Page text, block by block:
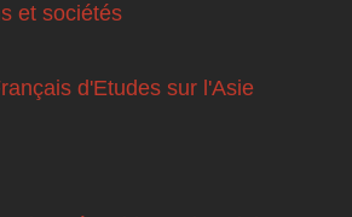
et sociétés
d'Etudes sur l'Asie